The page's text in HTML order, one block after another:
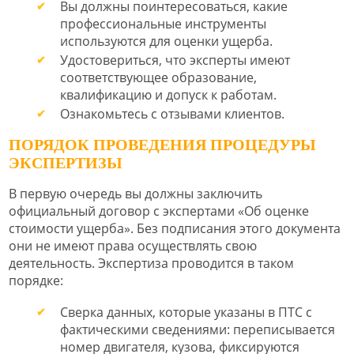
Вы должны поинтересоваться, какие
профессиональные инструменты
используются для оценки ущерба.
Удостовериться, что эксперты имеют
соответствующее образование,
квалификацию и допуск к работам.
Ознакомьтесь с отзывами клиентов.
ПОРЯДОК ПРОВЕДЕНИЯ ПРОЦЕДУРЫ
ЭКСПЕРТИЗЫ
В первую очередь вы должны заключить
официальный договор с экспертами «Об оценке
стоимости ущерба». Без подписания этого документа
они не имеют права осуществлять свою
деятельность. Экспертиза проводится в таком
порядке:
Сверка данных, которые указаны в ПТС с
фактическими сведениями: переписывается
номер двигателя, кузова, фиксируются